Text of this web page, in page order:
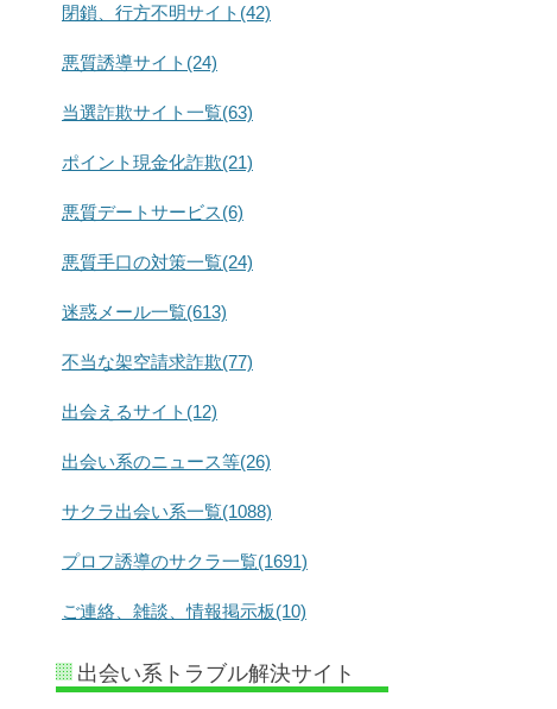
閉鎖、行方不明サイト(42)
悪質誘導サイト(24)
当選詐欺サイト一覧(63)
ポイント現金化詐欺(21)
悪質デートサービス(6)
悪質手口の対策一覧(24)
迷惑メール一覧(613)
不当な架空請求詐欺(77)
出会えるサイト(12)
出会い系のニュース等(26)
サクラ出会い系一覧(1088)
プロフ誘導のサクラ一覧(1691)
ご連絡、雑談、情報掲示板(10)
出会い系トラブル解決サイト